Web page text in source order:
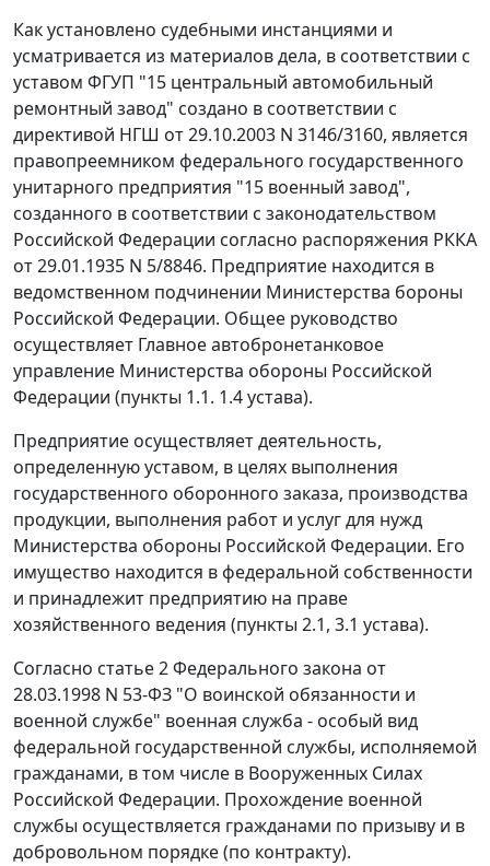
Как установлено судебными инстанциями и
усматривается из материалов дела, в соответствии с
уставом ФГУП "15 центральный автомобильный
ремонтный завод" создано в соответствии с
директивой НГШ от 29.10.2003 N 3146/3160, является
правопреемником федерального государственного
унитарного предприятия "15 военный завод",
созданного в соответствии с законодательством
Российской Федерации согласно распоряжения РККА
от 29.01.1935 N 5/8846. Предприятие находится в
ведомственном подчинении Министерства бороны
Российской Федерации. Общее руководство
осуществляет Главное автобронетанковое
управление Министерства обороны Российской
Федерации (пункты 1.1. 1.4 устава).
Предприятие осуществляет деятельность,
определенную уставом, в целях выполнения
государственного оборонного заказа, производства
продукции, выполнения работ и услуг для нужд
Министерства обороны Российской Федерации. Его
имущество находится в федеральной собственности
и принадлежит предприятию на праве
хозяйственного ведения (пункты 2.1, 3.1 устава).
Согласно статье 2Федерального закона от
28.03.1998 N 53-ФЗ "О воинской обязанности и
военной службе" военная служба - особый вид
федеральной государственной службы, исполняемой
гражданами, в том числе в Вооруженных Силах
Российской Федерации. Прохождение военной
службы осуществляется гражданами по призыву и в
добровольном порядке (по контракту).